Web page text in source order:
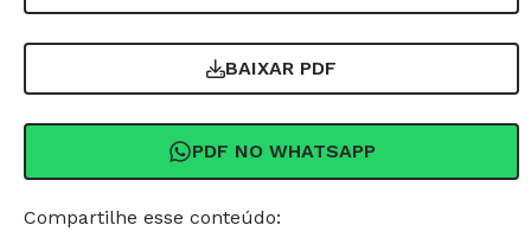
BAIXAR PDF
PDF NO WHATSAPP
Compartilhe esse conteúdo: